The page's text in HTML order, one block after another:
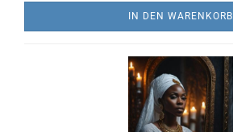
IN DEN WARENKORB